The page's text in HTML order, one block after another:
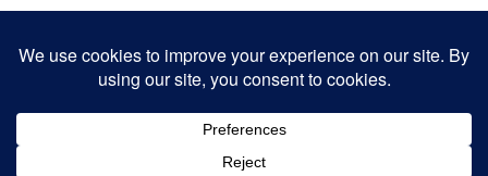
Black and White Power
Mis macrofotografías
Teresita Rivas
Funciona gracias a WordPress